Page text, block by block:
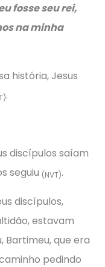
fosse seu rei,
na minha
história, Jesus
.
discípulos saíam
seguiu (NVT).
discípulos,
estavam
Bartimeu, que era
pedindo